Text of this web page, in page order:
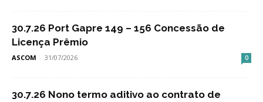
30.7.26 Port Gapre 149 – 156 Concessão de
Licença Prêmio
ASCOM - 31/07/2026 0
30.7.26 Nono termo aditivo ao contrato de